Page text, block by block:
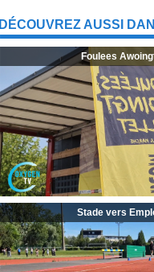
DÉCOUVREZ AUSSI
Foulees
Stade vers